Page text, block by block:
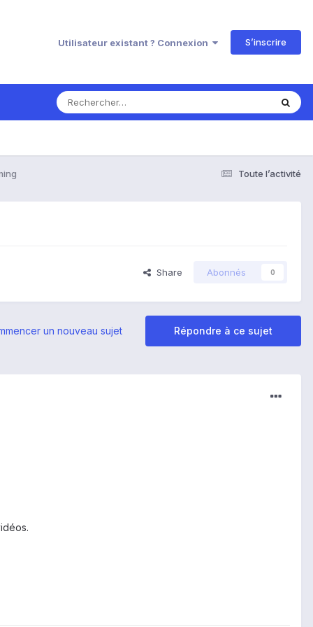
Utilisateur existant ? Connexion S’inscrire
Toute l’activité
Share Abonnés 0
Répondre à ce sujet
un nouveau sujet